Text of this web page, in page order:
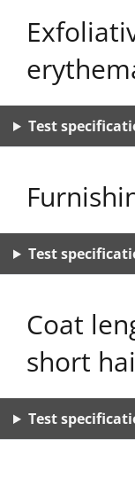
Test
Test
Coat
short
Test